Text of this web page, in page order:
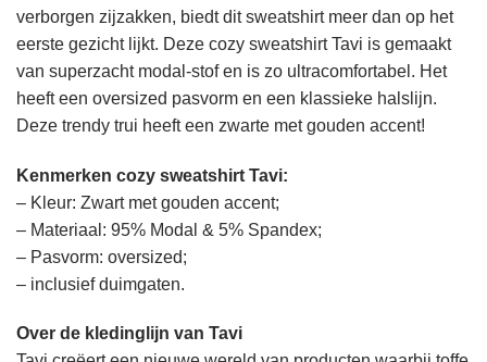
verborgen zijzakken, biedt dit sweatshirt meer dan op het
eerste gezicht lijkt. Deze cozy sweatshirt Tavi is gemaakt
van superzacht modal-stof en is zo ultracomfortabel. Het
heeft een oversized pasvorm en een klassieke halslijn.
Deze trendy trui heeft een zwarte met gouden accent!
Kenmerken cozy sweatshirt Tavi:
– Kleur: Zwart met gouden accent;
– Materiaal: 95% Modal & 5% Spandex;
– Pasvorm: oversized;
– inclusief duimgaten.
Over de kledinglijn van Tavi